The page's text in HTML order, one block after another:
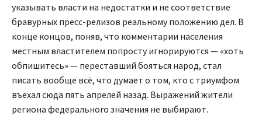
указывать власти на недостатки и не соответствие
бравурных пресс-релизов реальному положению дел. В
конце концов, поняв, что комментарии населения
местным властителем попросту игнорируются — «хоть
обпишитесь» — переставший бояться народ, стал
писать вообще всё, что думает о том, кто с триумфом
въехал сюда пять апрелей назад. Выражений жители
региона федерального значения не выбирают.